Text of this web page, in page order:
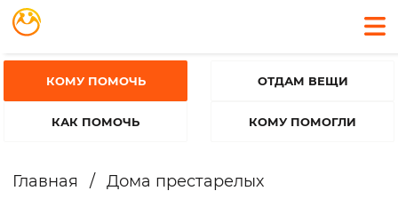
КОМУ ПОМОЧЬ
КАК ПОМОЧЬ
ОТДАМ ВЕЩИ
КОМУ ПОМОГЛИ
Главная / Дома престарелых